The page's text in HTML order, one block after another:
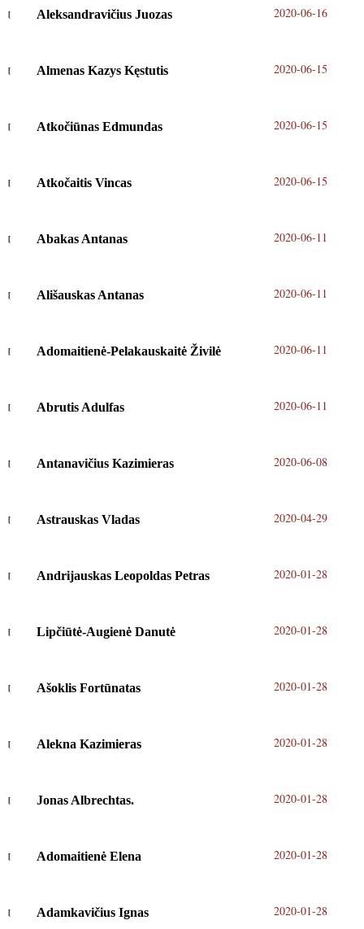
Aleksandravičius Juozas 2020-06-16
Almenas Kazys Kęstutis 2020-06-15
Atkočiūnas Edmundas 2020-06-15
Atkočaitis Vincas 2020-06-15
Abakas Antanas 2020-06-11
Ališauskas Antanas 2020-06-11
Adomaitienė-Pelakauskaitė Živilė 2020-06-11
Abrutis Adulfas 2020-06-11
Antanavičius Kazimieras 2020-06-08
Astrauskas Vladas 2020-04-29
Andrijauskas Leopoldas Petras 2020-01-28
Lipčiūtė-Augienė Danutė 2020-01-28
Ašoklis Fortūnatas 2020-01-28
Alekna Kazimieras 2020-01-28
Jonas Albrechtas. 2020-01-28
Adomaitienė Elena 2020-01-28
Adamkavičius Ignas 2020-01-28